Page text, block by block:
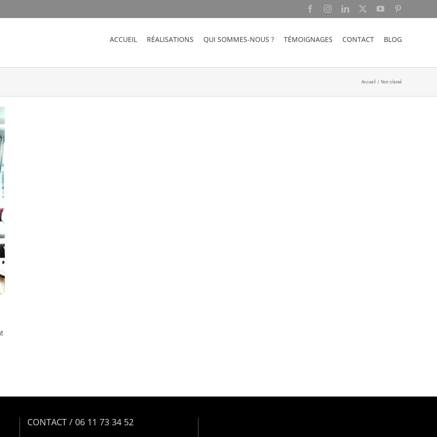
FacebookInstagramLinkedIn YouTube
ACCUEIL RÉALISATIONS QUI SOMMES-NOUS ? TÉMOIGNAGES CONTACT BLOG
Accueil Non classé
CONTACT / 06 11 73 34 52